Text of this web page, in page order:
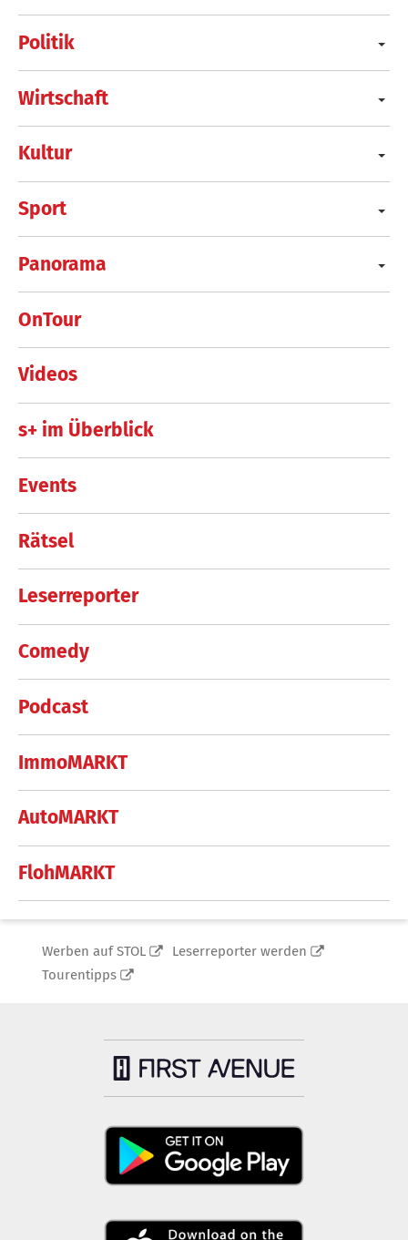
Politik
Wirtschaft
Kultur
Sport
Panorama
OnTour
Videos
s+ im Überblick
Events
Rätsel
Leserreporter
Comedy
Podcast
ImmoMARKT
AutoMARKT
FlohMARKT
Werben auf STOL
Leserreporter werden
Tourentipps